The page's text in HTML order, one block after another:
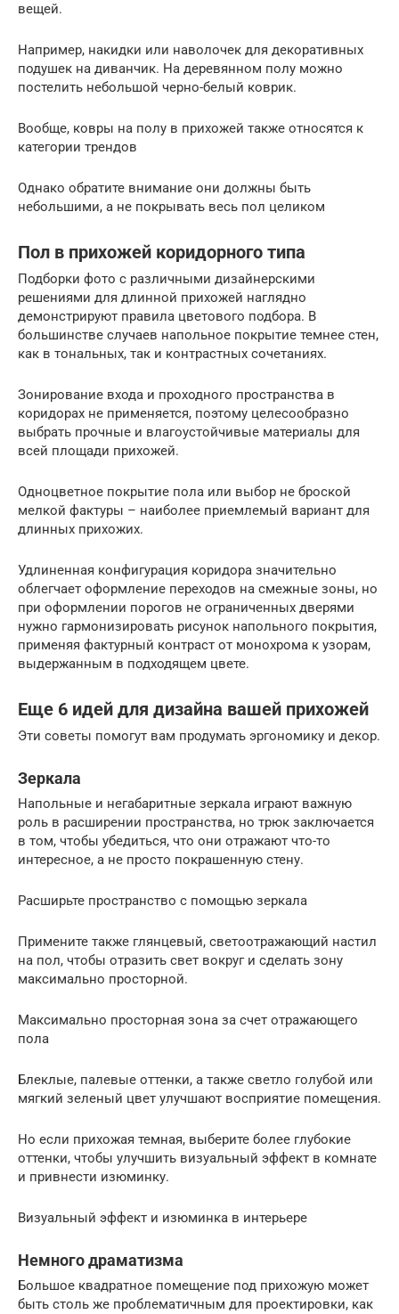
вещей.
Например, накидки или наволочек для декоративных
подушек на диванчик. На деревянном полу можно
постелить небольшой черно-белый коврик.
Вообще, ковры на полу в прихожей также относятся к
категории трендов
Однако обратите внимание они должны быть
небольшими, а не покрывать весь пол целиком
Пол в прихожей коридорного типа
Подборки фото с различными дизайнерскими
решениями для длинной прихожей наглядно
демонстрируют правила цветового подбора. В
большинстве случаев напольное покрытие темнее стен,
как в тональных, так и контрастных сочетаниях.
Зонирование входа и проходного пространства в
коридорах не применяется, поэтому целесообразно
выбрать прочные и влагоустойчивые материалы для
всей площади прихожей.
Одноцветное покрытие пола или выбор не броской
мелкой фактуры – наиболее приемлемый вариант для
длинных прихожих.
Удлиненная конфигурация коридора значительно
облегчает оформление переходов на смежные зоны, но
при оформлении порогов не ограниченных дверями
нужно гармонизировать рисунок напольного покрытия,
применяя фактурный контраст от монохрома к узорам,
выдержанным в подходящем цвете.
Еще 6 идей для дизайна вашей прихожей
Эти советы помогут вам продумать эргономику и декор.
Зеркала
Напольные и негабаритные зеркала играют важную
роль в расширении пространства, но трюк заключается
в том, чтобы убедиться, что они отражают что-то
интересное, а не просто покрашенную стену.
Расширьте пространство с помощью зеркала
Примените также глянцевый, светоотражающий настил
на пол, чтобы отразить свет вокруг и сделать зону
максимально просторной.
Максимально просторная зона за счет отражающего
пола
Блеклые, палевые оттенки, а также светло голубой или
мягкий зеленый цвет улучшают восприятие помещения.
Но если прихожая темная, выберите более глубокие
оттенки, чтобы улучшить визуальный эффект в комнате
и привнести изюминку.
Визуальный эффект и изюминка в интерьере
Немного драматизма
Большое квадратное помещение под прихожую может
быть столь же проблематичным для проектировки, как